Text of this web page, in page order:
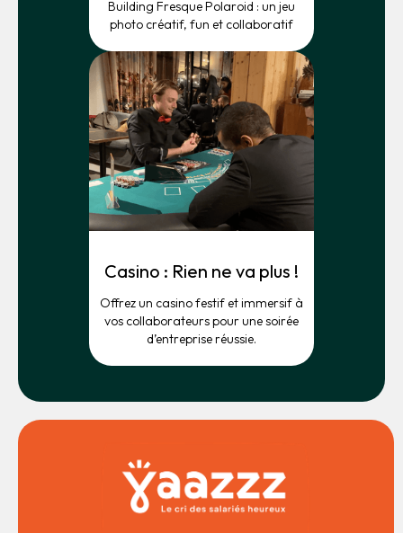
Building Fresque Polaroid : un jeu
photo créatif, fun et collaboratif
Casino : Rien ne va plus !
Offrez un casino festif et immersif à
vos collaborateurs pour une soirée
d’entreprise réussie.